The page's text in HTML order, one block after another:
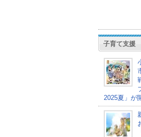
子育て支援
2025夏」が